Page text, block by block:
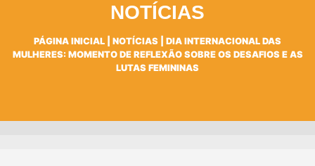
NOTÍCIAS
PÁGINA INICIAL NOTÍCIAS
DIA INTERNACIONAL DAS
MULHERES: MOMENTO DE REFLEXÃO SOBRE OS DESAFIOS E AS
LUTAS FEMININAS